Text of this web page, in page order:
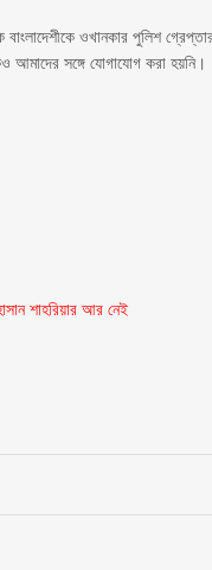
ওখানকার পুলিশ
আমাদের সঙ্গে যোগাযোগ করা হয়নি।
শাহরিয়ার আর নেই